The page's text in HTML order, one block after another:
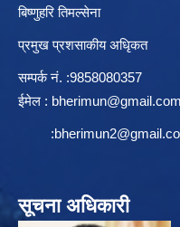
बिष्णुहरि तिमल्सेना
प्रमुख प्रशसाकीय अधिृकत
सम्पर्क न‌ं. :9858080357
ईमेल : bherimun@gmail.com
:
सूचना अधिकारी